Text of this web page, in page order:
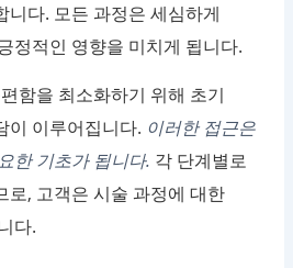
니다. 모든 과정은 세심하게
정적인 영향을 미치게 됩니다.
함을 최소화하기 위해 초기
이 이루어집니다. 이러한 접근은
한 기초가 됩니다. 각 단계별로
로, 고객은 시술 과정에 대한
다.